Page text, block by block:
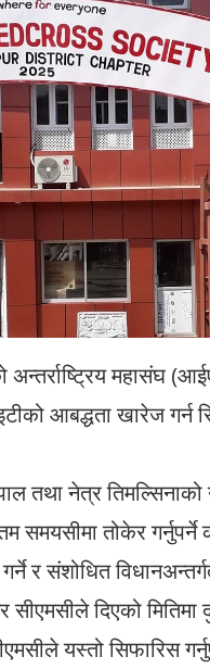
महासंघ
आबद्धता खारेज
तथा नेत्र
तोकेर गर्नुपर्ने
र संशोधित
सीएमसीले दिएको
यस्तो सिफारिस